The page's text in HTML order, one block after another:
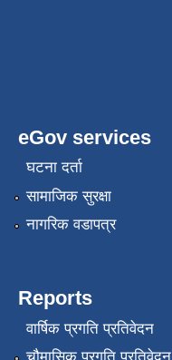
eGov services
घटना दर्ता
सामाजिक सुरक्षा
नागरिक वडापत्र
Reports
वार्षिक प्रगति प्रतिवेदन